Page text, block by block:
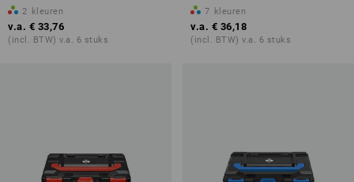
2 kleuren
v.a. € 33,76
(incl. BTW) v.a. 6 stuks
7 kleuren
v.a. € 36,18
(incl. BTW) v.a. 6 stuks